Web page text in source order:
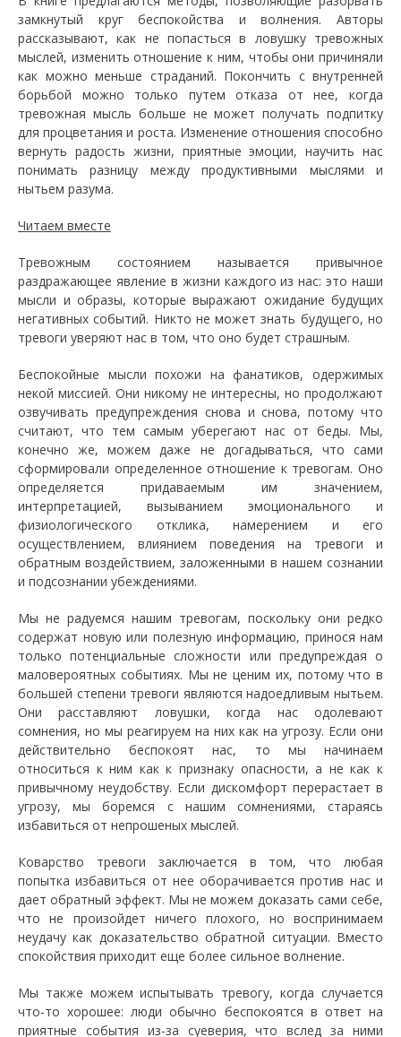
замкнутый круг беспокойства и волнения. Авторы
рассказывают, как не попасться в ловушку тревожных
мыслей, изменить отношение к ним, чтобы они причиняли
как можно меньше страданий. Покончить с внутренней
борьбой можно только путем отказа от нее, когда
тревожная мысль больше не может получать подпитку
для процветания и роста. Изменение отношения способно
вернуть радость жизни, приятные эмоции, научить нас
понимать разницу между продуктивными мыслями и
нытьем разума.
Читаем вместе
Тревожным состоянием называется привычное
раздражающее явление в жизни каждого из нас: это наши
мысли и образы, которые выражают ожидание будущих
негативных событий. Никто не может знать будущего, но
тревоги уверяют нас в том, что оно будет страшным.
Беспокойные мысли похожи на фанатиков, одержимых
некой миссией. Они никому не интересны, но продолжают
озвучивать предупреждения снова и снова, потому что
считают, что тем самым уберегают нас от беды. Мы,
конечно же, можем даже не догадываться, что сами
сформировали определенное отношение к тревогам. Оно
определяется придаваемым им значением,
интерпретацией, вызыванием эмоционального и
физиологического отклика, намерением и его
осуществлением, влиянием поведения на тревоги и
обратным воздействием, заложенными в нашем сознании
и подсознании убеждениями.
Мы не радуемся нашим тревогам, поскольку они редко
содержат новую или полезную информацию, принося нам
только потенциальные сложности или предупреждая о
маловероятных событиях. Мы не ценим их, потому что в
большей степени тревоги являются надоедливым нытьем.
Они расставляют ловушки, когда нас одолевают
сомнения, но мы реагируем на них как на угрозу. Если они
действительно беспокоят нас, то мы начинаем
относиться к ним как к признаку опасности, а не как к
привычному неудобству. Если дискомфорт перерастает в
угрозу, мы боремся с нашим сомнениями, стараясь
избавиться от непрошеных мыслей.
Коварство тревоги заключается в том, что любая
попытка избавиться от нее оборачивается против нас и
дает обратный эффект. Мы не можем доказать сами себе,
что не произойдет ничего плохого, но воспринимаем
неудачу как доказательство обратной ситуации. Вместо
спокойствия приходит еще более сильное волнение.
Мы также можем испытывать тревогу, когда случается
что-то хорошее: люди обычно беспокоятся в ответ на
приятные события из-за суеверия, что вслед за ними